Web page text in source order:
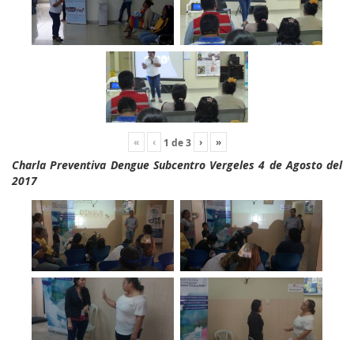
« ‹ 1 de3 › »
Charla Preventiva Dengue Subcentro Vergeles 4 de Agosto del
2017